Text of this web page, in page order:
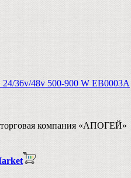
24/36v/48v 500-900 W EB0003А
компания «АПОГЕЙ»